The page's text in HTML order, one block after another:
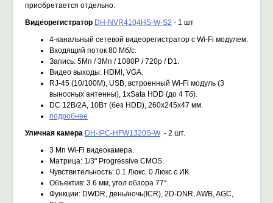
приобретается отдельно.
Видеорегистратор DH-NVR4104HS-W-S2 - 1 шт
4-канальный сетевой видеорегистратор с Wi-Fi модулем.
Входящий поток 80 Мб/с.
Запись: 5Мп / 3Мп / 1080Р / 720p / D1.
Видео выходы: HDMI, VGA.
RJ-45 (10/100М), USB, встроенный Wi-Fi модуль (3
выносных антенны), 1xSata HDD (до 4 Тб).
DC 12В/2А, 10Вт (без HDD), 260x245x47 мм.
подробнее
Уличная камера DH-IPC-HFW1320S-W- 2 шт.
3 Мп Wi-Fi видеокамера.
Матрица: 1/3" Progressive CMOS.
Чувствительность: 0.1 Люкс, 0 Люкс с ИК.
Объектив: 3.6 мм, угол обзора 77°.
Функции: DWDR, день/ночь(ICR), 2D-DNR, AWB, AGC,